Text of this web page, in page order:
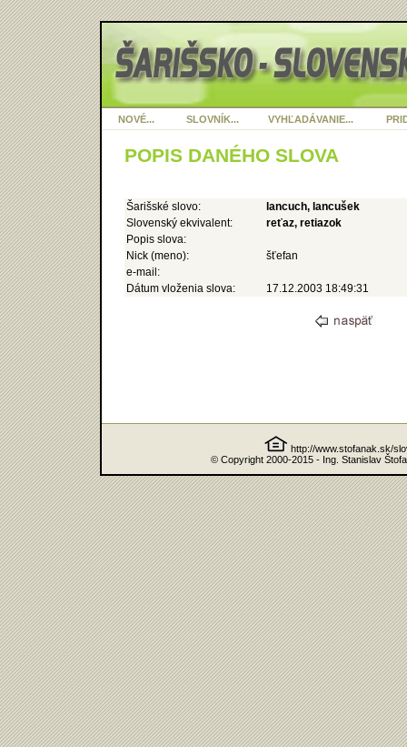
NOVÉ... SLOVNÍK... VYHĽADÁVANIE...
POPIS DANÉHO SLOVA
Šarišské slovo:
lancuch, lancušek
Slovenský ekvivalent:
reťaz, retiazok
Popis slova:
Nick (meno):
šťefan
e-mail:
Dátum vloženia slova:
17.12.2003 18:49:31
http://www.stofanak.sk/
© Copyright 2000-2015 - Ing. Stanislav